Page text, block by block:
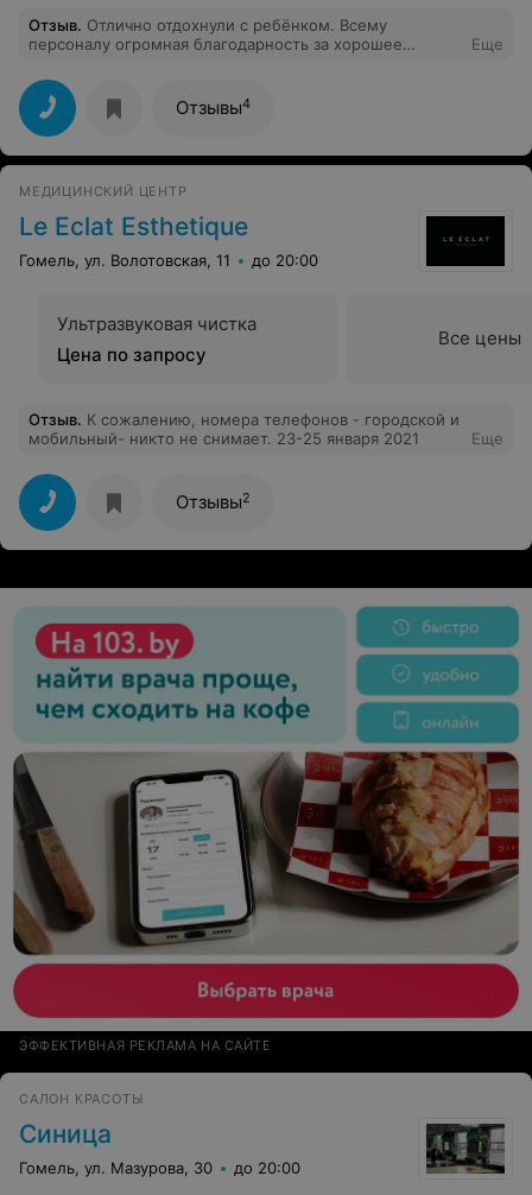
Отзыв. Отлично отдохнули с ребёнком. Всему
персоналу огромная благодарность за хорошее
отдыхающим. Для детей очень много развлекательных
программ (концертов, дискотек, спектаклей). Питание
отличное, готовят очень вкусно. Очень интересный
кружок "Сувенирная наука" - отдельная благодарность
Елене Николаевне и Людмиле Васильевне. Спасибо за
Еще
Отзывы4
МЕДИЦИНСКИЙ ЦЕНТР
Le Eclat Esthetique
Гомель, ул. Волотовская, 11 до 20:00
Ультразвуковая чистка
Цена по запросу
Все цены
Отзыв. К сожалению, номера телефонов - городской и
мобильный- никто не снимает. 23-25 января 2021
Еще
Отзывы2
ЭФФЕКТИВНАЯ РЕКЛАМА НА САЙТЕ
САЛОН КРАСОТЫ
Синица
Гомель, ул. Мазурова, 30 до 20:00